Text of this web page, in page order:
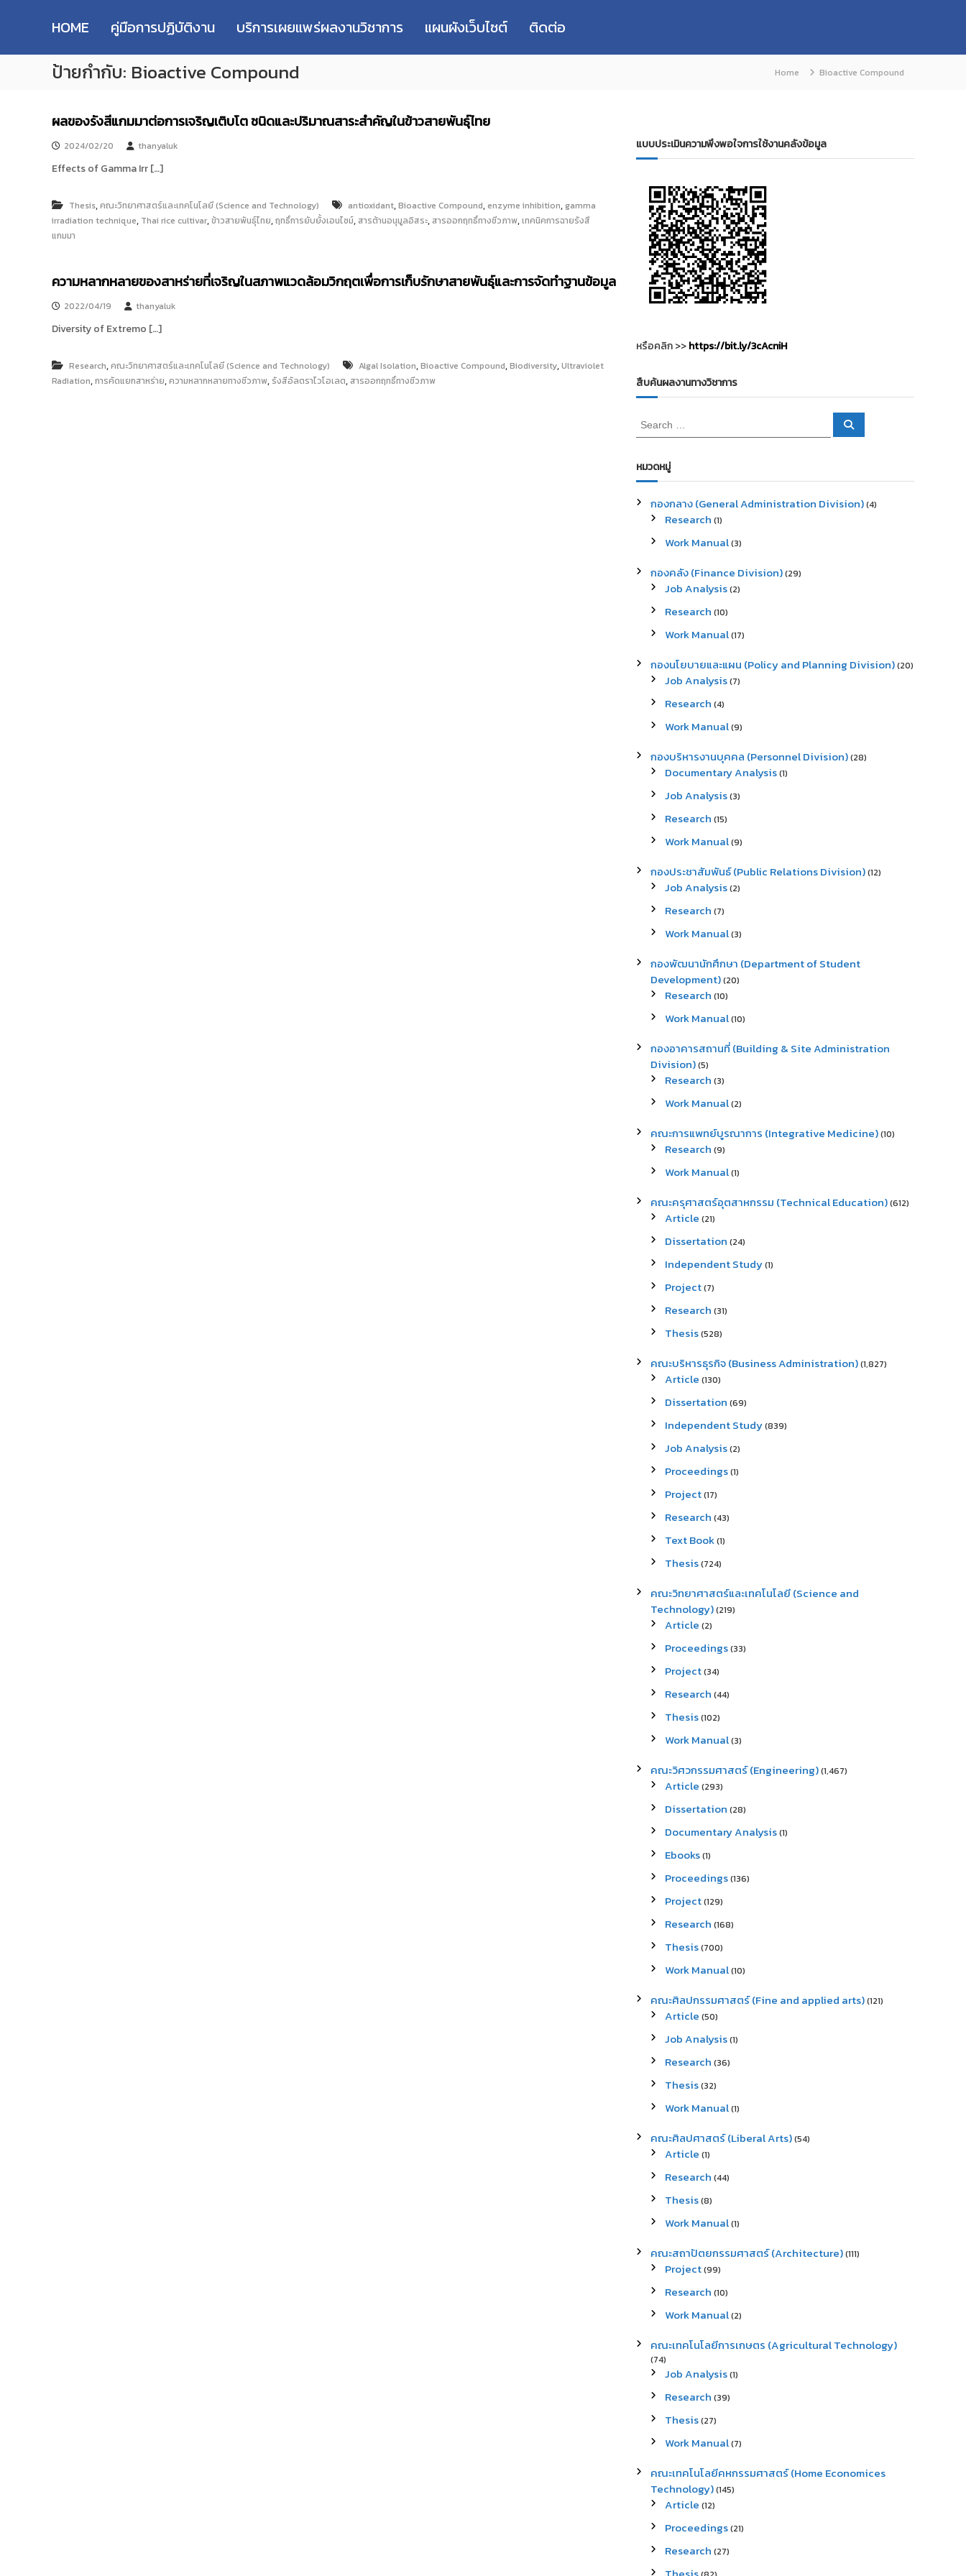
p
M
T
T
e
s
e
a
c
h
R
o
s
t
r
y
ห
วิ
ท
ย
ค
น
โ
ล
า
ม
ง
ธั
ญ
HOME คู่มือการปฏิบัติงาน บริการเผยแพร่ผลงานวิชาการ แผนผังเว็บไซต์ ติดต่อ
ป้ายกำกับ: Bioactive Compound Home Bioactive Compound
ผลของรังสีแกมมาต่อการเจริญเติบโต ชนิดและปริมาณสาระสำคัญในข้าวสายพันธุ์ไทย
2024/02/20 thanyaluk
Effects of Gamma Irr […]
Thesis,คณะวิทยาศาสตร์และเทคโนโลยี (Science and Technology) antioxidant,Bioactive Compound, enzyme inhibition, gamma
irradiation technique, Thai rice cultivar,ข้าวสายพันธุ์ไทย,ฤทธิ์การยับยั้งเอนไซม์, สารต้านอนุมูลอิสระ, สารออกฤทธิ์ทางชีวภาพ,เทคนิคการฉายรังสี
แกมมา
ความหลากหลายของสาหร่ายที่เจริญในสภาพแวดล้อมวิกฤตเพื่อการเก็บรักษาสายพันธุ์และการจัดทำฐานข้อมูล
2022/04/19 thanyaluk
Diversity of Extremo […]
Research,คณะวิทยาศาสตร์และเทคโนโลยี (Science and Technology) Algal Isolation,Bioactive Compound,Biodiversity,Ultraviolet
Radiation,การคัดแยกสาหร่าย,ความหลากหลายทางชีวภาพ, รังสีอัลตราไวโอเลต, สารออกฤทธิ์ทางชีวภาพ
แบบประเมินความพึงพอใจการใช้งานคลังข้อมูล
หรือคลิก >>https://bit.ly/3cAcniH
สืบค้นผลงานทางวิชาการ
S
e
r
c
f
S
หมวดหมู่
กองกลาง (General Administration Division)(4)
Research (1)
Work Manual(3)
กองคลัง (Finance Division)(29)
Job Analysis(2)
Research (10)
Work Manual(17)
กองนโยบายและแผน (Policy and Planning Division)(20)
Job Analysis(7)
Research (4)
Work Manual(9)
กองบริหารงานบุคคล (Personnel Division)(28)
Documentary Analysis(1)
Job Analysis(3)
Research (15)
Work Manual(9)
กองประชาสัมพันธ์ (Public Relations Division)(12)
Job Analysis(2)
Research (7)
Work Manual(3)
กองพัฒนานักศึกษา (Department of Student
Development)(20)
Research (10)
Work Manual(10)
กองอาคารสถานที่ (Building & Site Administration
Division)(5)
Research (3)
Work Manual(2)
คณะการแพทย์บูรณาการ (Integrative Medicine)(10)
Research (9)
Work Manual(1)
คณะครุศาสตร์อุตสาหกรรม (Technical Education)(612)
Article (21)
Dissertation (24)
Independent Study(1)
Project(7)
Research (31)
Thesis(528)
คณะบริหารธุรกิจ (Business Administration)(1,827)
Article (130)
Dissertation (69)
Independent Study(839)
Job Analysis(2)
Proceedings(1)
Project(17)
Research (43)
Text Book(1)
Thesis(724)
คณะวิทยาศาสตร์และเทคโนโลยี (Science and
Technology)(219)
Article (2)
Proceedings(33)
Project(34)
Research (44)
Thesis(102)
Work Manual(3)
คณะวิศวกรรมศาสตร์ (Engineering)(1,467)
Article (293)
Dissertation (28)
Documentary Analysis(1)
Ebooks(1)
Proceedings(136)
Project(129)
Research (168)
Thesis(700)
Work Manual(10)
คณะศิลปกรรมศาสตร์ (Fine and applied arts)(121)
Article (50)
Job Analysis(1)
Research (36)
Thesis(32)
Work Manual(1)
คณะศิลปศาสตร์ (Liberal Arts)(54)
Article (1)
Research (44)
Thesis(8)
Work Manual(1)
คณะสถาปัตยกรรมศาสตร์ (Architecture)(111)
Project(99)
Research (10)
Work Manual(2)
คณะเทคโนโลยีการเกษตร (Agricultural Technology)
(74)
Job Analysis(1)
Research (39)
Thesis(27)
Work Manual(7)
คณะเทคโนโลยีคหกรรมศาสตร์ (Home Economices
Technology)(145)
Article (12)
Proceedings(21)
Research (27)